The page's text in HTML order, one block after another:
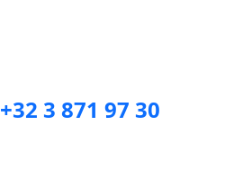
+32 3 871 97 30